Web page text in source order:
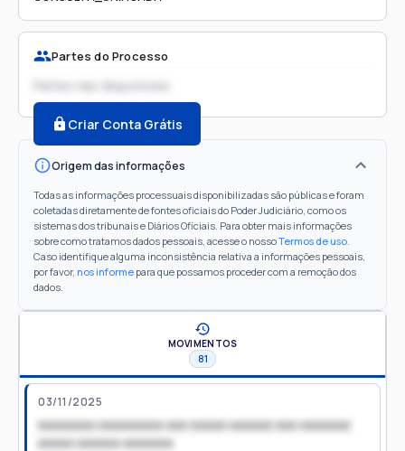
Partes do Processo
Partes não disponíveis
Criar Conta Grátis
Origem das informações
Todas as informações processuais disponibilizadas são públicas e foram
coletadas diretamente de fontes oficiais do Poder Judiciário, como os
sistemas dos tribunais e Diários Oficiais. Para obter mais informações
sobre como tratamos dados pessoais, acesse o nossoTermos de uso.
Caso identifique alguma inconsistência relativa a informações pessoais,
por favor, nos informe para que possamos proceder com a remoção dos
dados.
MOVIMENTOS
81
03/11/2025
xxxxxxxx xxxxxxxxx xxx xxxxx xxxxxx xxx xxxxxxx
xxxxx xxxxxx xxxxxxx